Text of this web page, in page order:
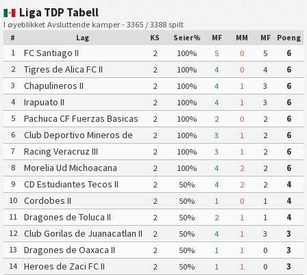
Liga TDP Tabell
I øyeblikket Avsluttende kamper - 3365 / 3388 spilt
# Lag KS Seier% MF MM MF Poeng
1 FC Santiago II 2 100% 5 0 5
6
2
Tigres de Alica FC II 2 100% 4 0 4
6
3
Chapulineros II 2 100% 4 1 3
6
4
Irapuato II 2 100% 4 1 3
6
5
Pachuca CF Fuerzas Basicas
Pachuca CF III
2 100% 2 0 2
6
6
Club Deportivo Mineros de
Zacatecas II
2 100% 3 1 2
6
7
Racing Veracruz III 2 100% 3 1 2
6
8
Morelia Ud Michoacana 2 100% 4 2 2
6
9
CD Estudiantes Tecos II 2 50% 4 2 2
4
10
Cordobes II 2 50% 1 0 1
4
11
Dragones de Toluca II 2 50% 2 1 1
4
12
Club Gorilas de Juanacatlan II 2 50% 4 1 3
3
13
Dragones de Oaxaca II 2 50% 1 1 0
3
14
Heroes de Zaci FC II 2 50% 1 1 0
3